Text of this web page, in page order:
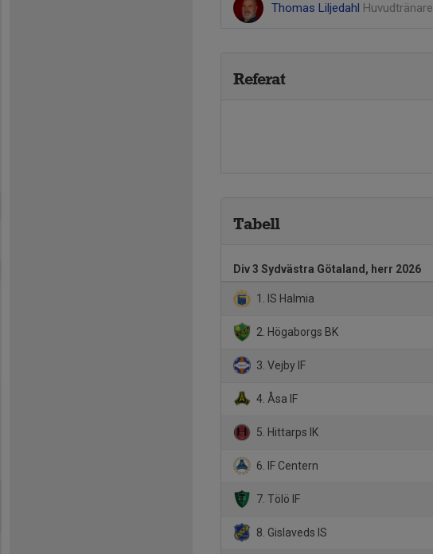
Thomas Liljedahl Huvudtränare
Referat
Tabell
Div 3 Sydvästra Götaland, herr 2026
1. IS Halmia
2. Högaborgs BK
3. Vejby IF
4. Åsa IF
5. Hittarps IK
6. IF Centern
7. Tölö IF
8. Gislaveds IS